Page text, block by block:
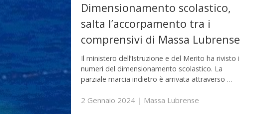
Dimensionamento scolastico,
salta l’accorpamento tra i
comprensivi di Massa Lubrense
Il ministero dell’Istruzione e del Merito ha rivisto i
numeri del dimensionamento scolastico. La
parziale marcia indietro è arrivata attraverso …
2 Gennaio 2024 | Massa Lubrense